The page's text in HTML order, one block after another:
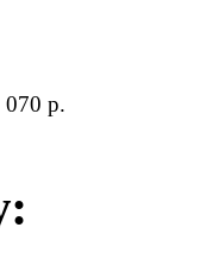
070 р.